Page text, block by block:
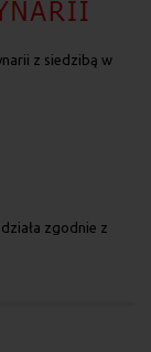
z siedzibą w
zgodnie z